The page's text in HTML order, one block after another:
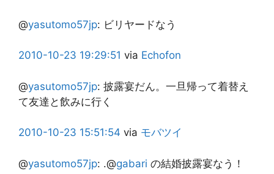
@yasutomo57jp: ビリヤードなう
2010-10-23 19:29:51 via Echofon
@yasutomo57jp: 披露宴だん。一旦帰って着替え
て友達と飲みに行く
2010-10-23 15:51:54 via モバツイ
@yasutomo57jp: .@gabari の結婚披露宴なう！